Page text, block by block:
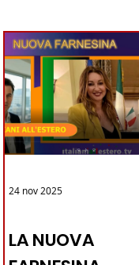
LA NUOVA
24 nov 2025